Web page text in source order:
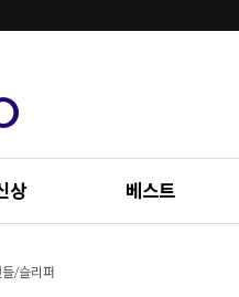
상 베스트
들/슬리퍼